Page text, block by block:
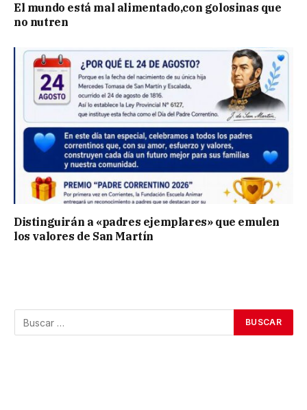
El mundo está mal alimentado,con golosinas que
no nutren
Distinguirán a «padres ejemplares» que emulen
los valores de San Martín